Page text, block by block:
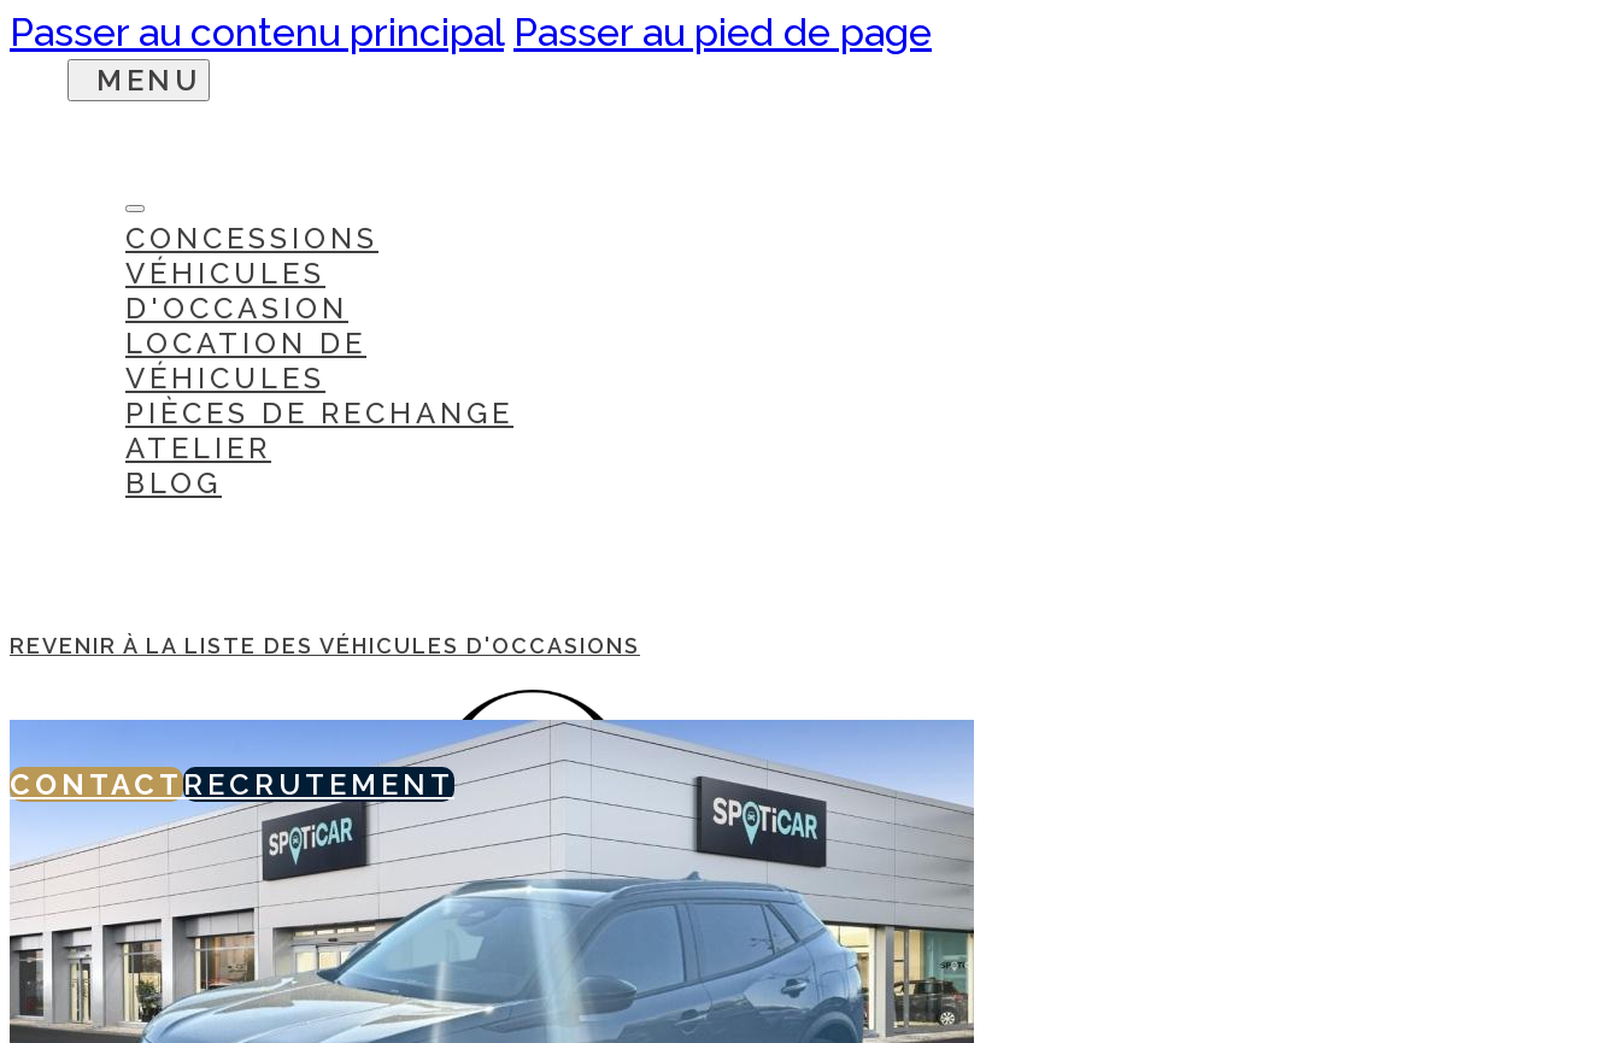
Passer au contenu principal Passer au pied de page
CONCESSIONS
VÉHICULES
D'OCCASION
LOCATION DE
VÉHICULES
PIÈCES DE RECHANGE
ATELIER
BLOG
CONTACTRECRUTEMENT
REVENIR À LA LISTE DES VÉHICULES D'OCCASIONS